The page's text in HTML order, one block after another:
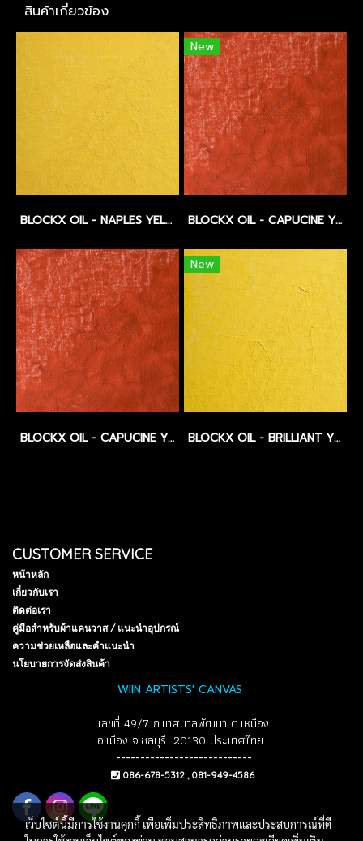
สินค้าเกี่ยวข้อง
BLOCKX OIL - NAPLES YELLOW - SERIES 3
New
BLOCKX OIL - CAPUCINE YELLOW DEEP - SERIES 3
BLOCKX OIL - CAPUCINE YELLOW LIGHT - SERIES 3
New
BLOCKX OIL - BRILLIANT YELLOW LIGHT - SERIES 3
CUSTOMER SERVICE
หน้าหลัก
เกี่ยวกับเรา
ติดต่อเรา
คู่มือสำหรับผ้าแคนวาส / แนะนำอุปกรณ์
ความช่วยเหลือและคำแนะนำ
นโยบายการจัดส่งสินค้า
WIIN ARTISTS' CANVAS
เลขที่ 49/7 ถ.เทศบาลพัฒนา ต.เหมือง
อ.เมือง จ.ชลบุรี 20130 ประเทศไทย
----------------------------
086-678-5312 , 081-949-4586
เว็บไซต์นี้มีการใช้งานคุกกี้ เพื่อเพิ่มประสิทธิภาพและประสบการณ์ที่ดี